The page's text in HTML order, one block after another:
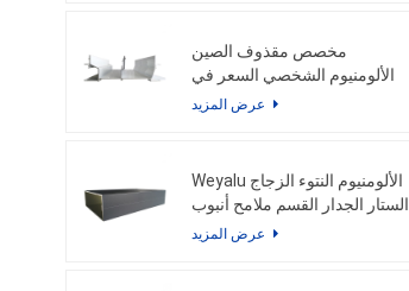
مخصص مقذوف الصين
الألومنيوم الشخصي السعر في
كجم لملف جودة الألومنيوم
Weyalu الألومنيوم النتوء الزجاج
الستار الجدار القسم ملامح أنبوب
مربع لبناء واجهة نظام الألومنيوم